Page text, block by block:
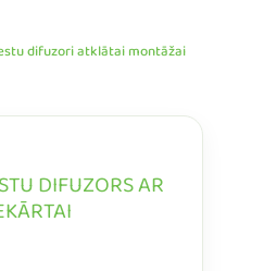
difuzori atklātai montāžai
DIFUZORS AR